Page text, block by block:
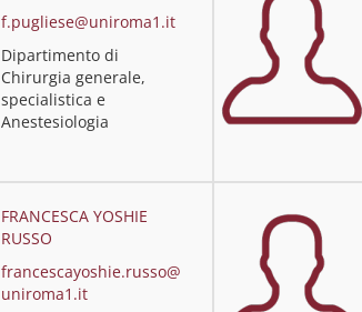
f.pugliese@uniroma1.it
Dipartimento di
Chirurgia generale,
specialistica e
Anestesiologia
FRANCESCA YOSHIE
RUSSO
francescayoshie.russo@
uniroma1.it